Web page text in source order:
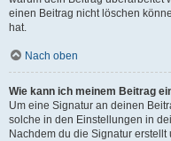
einen Beitrag nicht löschen
hat.
Nach oben
Wie kann ich meinem Beitrag
Um eine Signatur an deinen
solche in den Einstellungen in
Nachdem du die Signatur